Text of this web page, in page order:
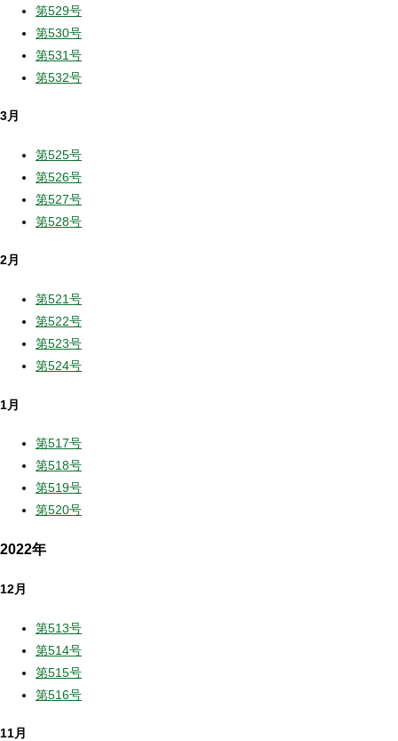
第529号
第530号
第531号
第532号
3月
第525号
第526号
第527号
第528号
2月
第521号
第522号
第523号
第524号
1月
第517号
第518号
第519号
第520号
2022年
12月
第513号
第514号
第515号
第516号
11月